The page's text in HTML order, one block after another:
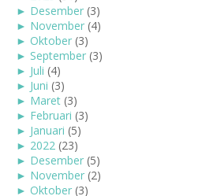
► Desember (3)
► November (4)
► Oktober (3)
► September (3)
► Juli (4)
► Juni (3)
► Maret (3)
► Februari (3)
► Januari (5)
► 2022 (23)
► Desember (5)
► November (2)
► Oktober (3)